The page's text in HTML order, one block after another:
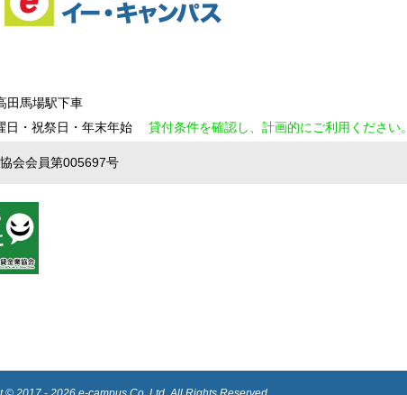
田馬場駅下車
日・祝祭日・年末年始 貸付条件を確認し、計画的にご利用ください。
会会員第005697号